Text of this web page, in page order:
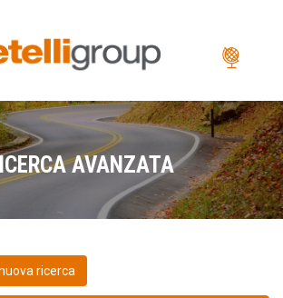
AVANZATA